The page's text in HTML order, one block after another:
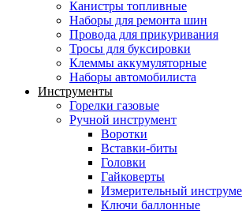
Канистры топливные
Наборы для ремонта шин
Провода для прикуривания
Тросы для буксировки
Клеммы аккумуляторные
Наборы автомобилиста
Инструменты
Горелки газовые
Ручной инструмент
Воротки
Вставки-биты
Головки
Гайковерты
Измерительный
Ключи баллонные